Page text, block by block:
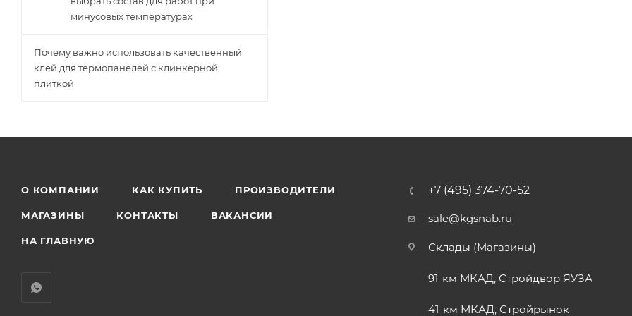
минусовых температурах
Почему важно использовать качественный
клей для термопанелей с клинкерной
плиткой
О КОМПАНИИ КАК КУПИТЬ ПРОИЗВОДИТЕЛИ
МАГАЗИНЫ КОНТАКТЫ ВАКАНСИИ
НА ГЛАВНУЮ
+7 (495) 374-70-52
sale@kgsnab.ru
Склады (Магазины)
91-км МКАД, Стройдвор ЯУЗА
41-км МКАД, Стройрынок